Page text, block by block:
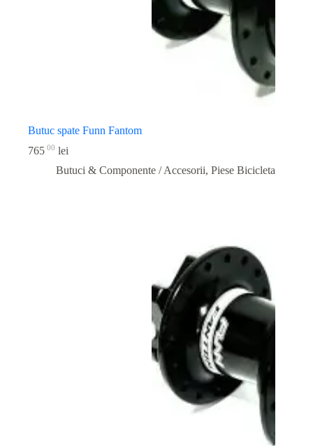
Butuc spate Funn Fantom
765 00 lei
Butuci & Componente / Accesorii, Piese Bicicleta